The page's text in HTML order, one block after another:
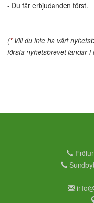
- Du får erbjudanden först.
(*Vill du inte ha vårt
första nyhetsbrevet landar i